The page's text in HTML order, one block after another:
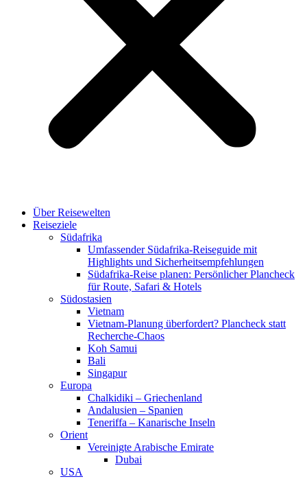
Über Reisewelten
Reiseziele
Südafrika
Umfassender Südafrika-Reiseguide mit
Highlights und Sicherheitsempfehlungen
Südafrika-Reise planen: Persönlicher Plancheck
für Route, Safari & Hotels
Südostasien
Vietnam
Vietnam-Planung überfordert? Plancheck statt
Recherche-Chaos
Koh Samui
Bali
Singapur
Europa
Chalkidiki – Griechenland
Andalusien – Spanien
Teneriffa – Kanarische Inseln
Orient
Vereinigte Arabische Emirate
Dubai
USA